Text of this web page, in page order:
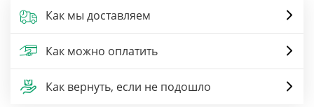
Как мы доставляем
Как можно оплатить
Как вернуть, если не подошло